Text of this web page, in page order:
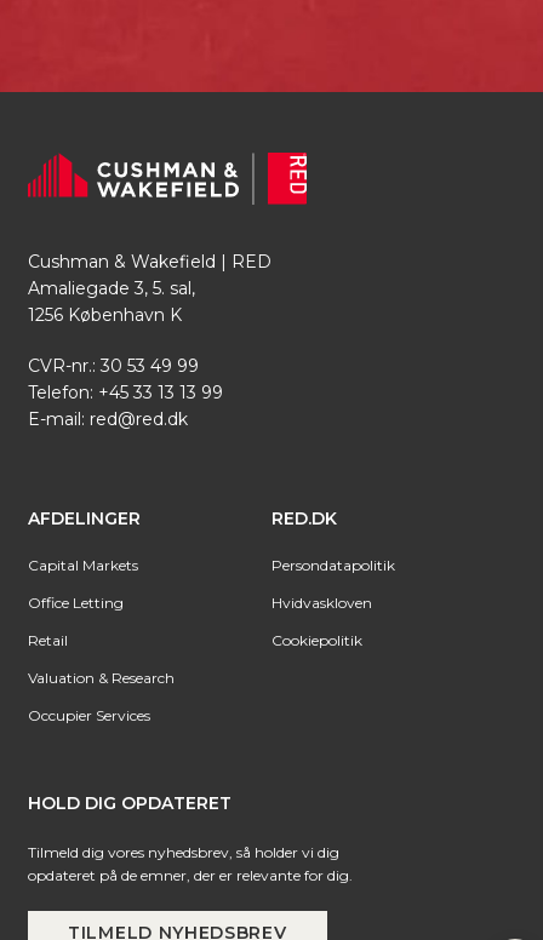
Cushman & Wakefield | RED
Amaliegade 3, 5. sal,
1256 København K
CVR-nr.: 30 53 49 99
Telefon: +45 33 13 13 99
E-mail: red@red.dk
AFDELINGER
Capital Markets
Office Letting
Retail
Valuation & Research
Occupier Services
RED.DK
Persondatapolitik
Hvidvaskloven
Cookiepolitik
HOLD DIG OPDATERET
Tilmeld dig vores nyhedsbrev, så holder vi dig
opdateret på de emner, der er relevante for dig.
TILMELD NYHEDSBREV